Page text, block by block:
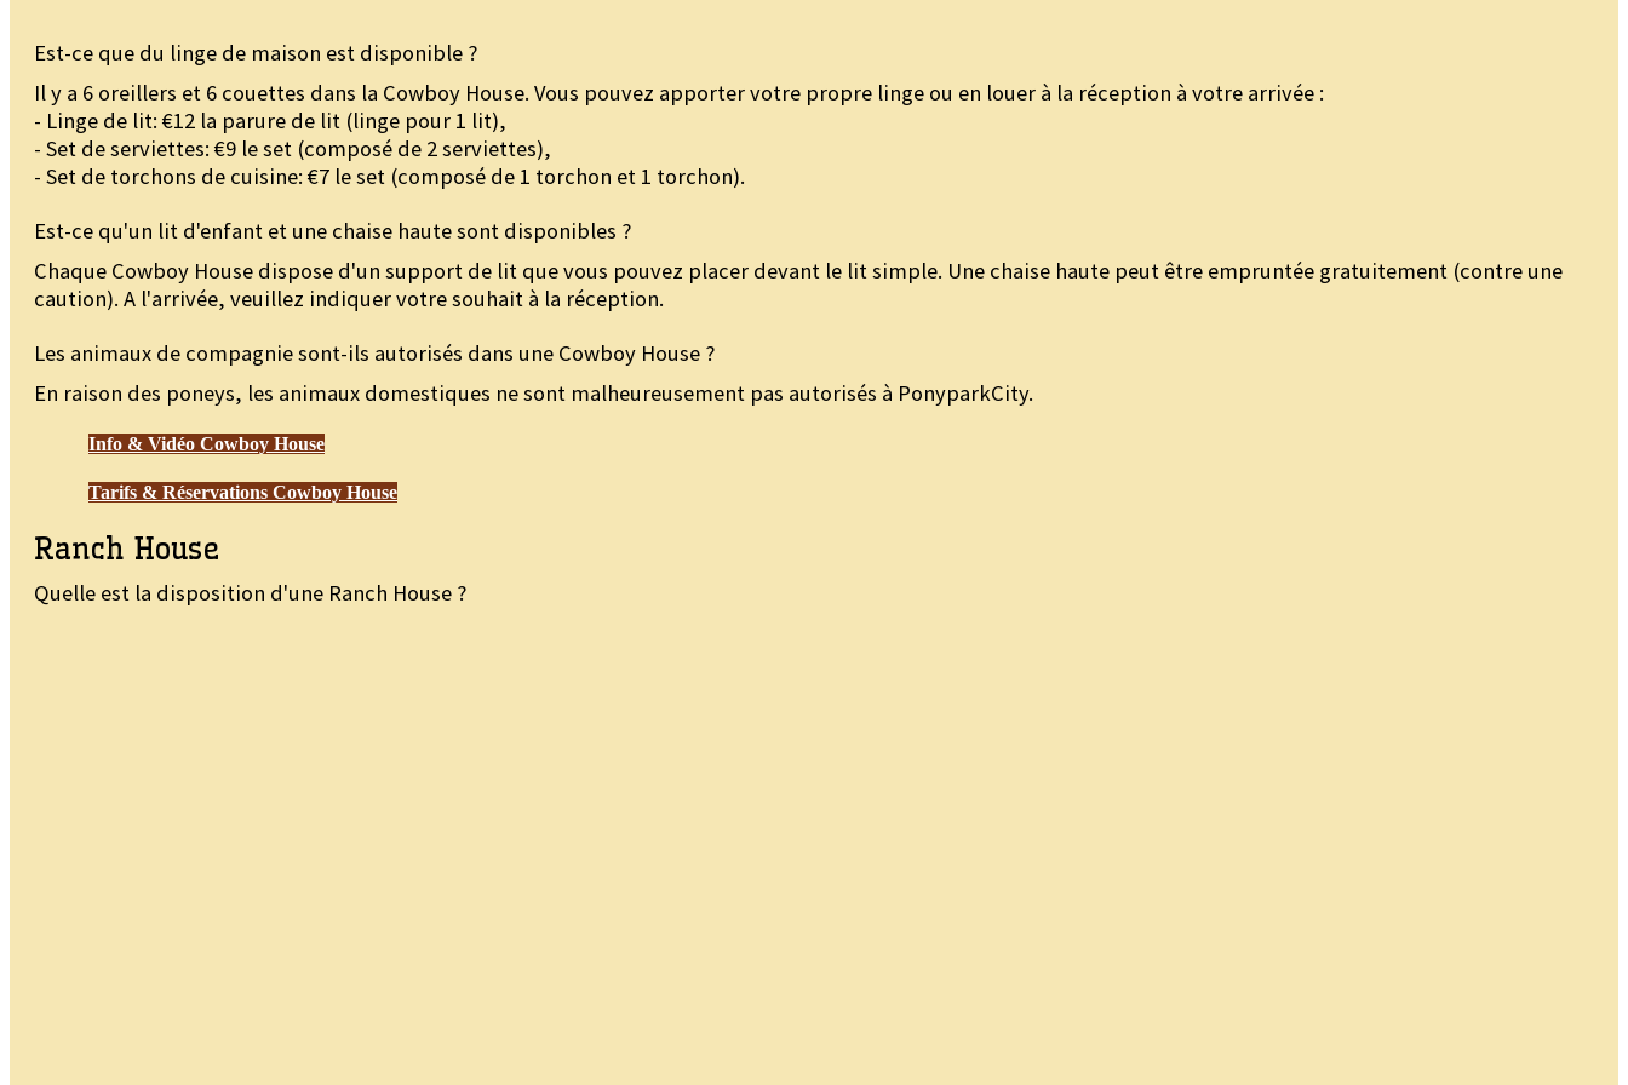
Est-ce que du linge de maison est disponible ?
Il y a 6 oreillers et 6 couettes dans la Cowboy House. Vous pouvez apporter votre propre linge ou en louer à la réception à votre arrivée :
- Linge de lit: €12 la parure de lit (linge pour 1 lit),
- Set de serviettes: €9 le set (composé de 2 serviettes),
- Set de torchons de cuisine: €7 le set (composé de 1 torchon et 1 torchon).
Est-ce qu'un lit d'enfant et une chaise haute sont disponibles ?
Chaque Cowboy House dispose d'un support de lit que vous pouvez placer devant le lit simple. Une chaise haute peut être empruntée gratuitement (contre une
caution). A l'arrivée, veuillez indiquer votre souhait à la réception.
Les animaux de compagnie sont-ils autorisés dans une Cowboy House ?
En raison des poneys, les animaux domestiques ne sont malheureusement pas autorisés à PonyparkCity.
Info & Vidéo Cowboy House
Tarifs & Réservations Cowboy House
Ranch House
Quelle est la disposition d'une Ranch House ?